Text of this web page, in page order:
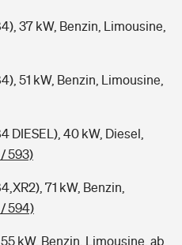
37 kW, Benzin, Limousine,
51 kW, Benzin, Limousine,
DIESEL), 40 kW, Diesel,
593)
71 kW, Benzin,
594)
kW, Benzin, Limousine, ab